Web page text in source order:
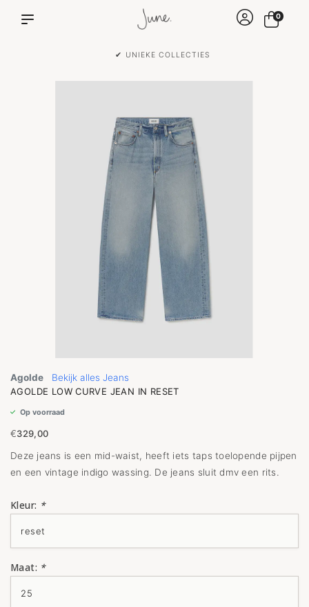
✔ UNIEKE COLLECTIES
0
Agolde
Bekijk alles Jeans
AGOLDE LOW CURVE JEAN IN RESET
Op voorraad
€329,00
Deze jeans is een mid-waist, heeft iets taps toelopende pijpen
en een vintage indigo wassing. De jeans sluit dmv een rits.
Kleur: *
Maat: *